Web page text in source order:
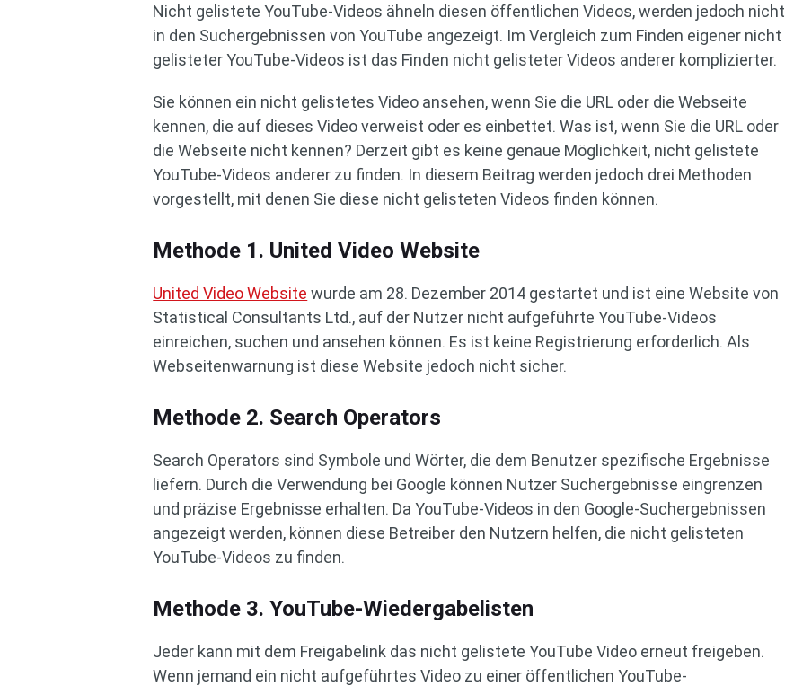
Nicht gelistete YouTube-Videos ähneln diesen öffentlichen Videos, werden jedoch nicht
in den Suchergebnissen von YouTube angezeigt. Im Vergleich zum Finden eigener nicht
gelisteter YouTube-Videos ist das Finden nicht gelisteter Videos anderer komplizierter.
Sie können ein nicht gelistetes Video ansehen, wenn Sie die URL oder die Webseite
kennen, die auf dieses Video verweist oder es einbettet. Was ist, wenn Sie die URL oder
die Webseite nicht kennen? Derzeit gibt es keine genaue Möglichkeit, nicht gelistete
YouTube-Videos anderer zu finden. In diesem Beitrag werden jedoch drei Methoden
vorgestellt, mit denen Sie diese nicht gelisteten Videos finden können.
Methode 1. United Video Website
United Video Website wurde am 28. Dezember 2014 gestartet und ist eine Website von
Statistical Consultants Ltd., auf der Nutzer nicht aufgeführte YouTube-Videos
einreichen, suchen und ansehen können. Es ist keine Registrierung erforderlich. Als
Webseitenwarnung ist diese Website jedoch nicht sicher.
Methode 2. Search Operators
Search Operators sind Symbole und Wörter, die dem Benutzer spezifische Ergebnisse
liefern. Durch die Verwendung bei Google können Nutzer Suchergebnisse eingrenzen
und präzise Ergebnisse erhalten. Da YouTube-Videos in den Google-Suchergebnissen
angezeigt werden, können diese Betreiber den Nutzern helfen, die nicht gelisteten
YouTube-Videos zu finden.
Methode 3. YouTube-Wiedergabelisten
Jeder kann mit dem Freigabelink das nicht gelistete YouTube Video erneut freigeben.
Wenn jemand ein nicht aufgeführtes Video zu einer öffentlichen YouTube-